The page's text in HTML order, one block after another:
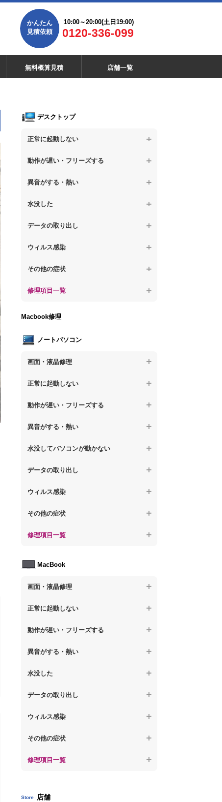
かんたん
見積依頼
10:00～20:00(土日19:00)
0120-336-099
無料概算見積 店舗一覧
デスクトップ
正常に起動しない
【デスクトップPC】電源を押しても反応が
【デスクトップPC】電源を入れても何も表
が固まる
返す
【デスクトップPC】修復モードから復旧で
【デスクトップPC】その他の起動しない問
動作が遅い・フリーズする
【デスクトップPC】操作中の動作が遅い
題
異音がする・熱い
【デスクトップPC】パソコンから異音がす
【デスクトップPC】パソコン本体が熱い
【デスクトップPC】異音や熱に関するその
水没した
【デスクトップPC】水没してパソコンが動
データの取り出し
【デスクトップPC】起動しないPCのデー
【デスクトップPC】ログインできないPC
他の問題
ウィルス感染
【デスクトップPC】特定のプログラムを削
【デスクトップPC】ウィルスにより正常動
【デスクトップPC】セキュリティ対策をし
【デスクトップPC】ウィルス感染のその他
の問題
その他の症状
【デスクトップPC】事例紹介
修理項目一覧
【デスクトップPC】電源故障
【デスクトップPC】液晶ディスプレイ交換
【デスクトップPC】マザーボード交換
Macbook修理
ノートパソコン
画面・液晶修理
【ノートパソコン】画面の割れ・破損
正常に起動しない
【ノートパソコン】電源を押しても反応が
【ノートパソコン】電源を押しても何も表
が固まる
り返す
【ノートパソコン】修復モードから復旧で
【ノートパソコン】その他の起動しない問
動作が遅い・フリーズする
【ノートパソコン】操作中の動作が重い
題
異音がする・熱い
【ノートパソコン】パソコンから異音がす
【ノートパソコン】パソコン本体が熱い
【ノートパソコン】異音や熱に関するその
水没してパソコンが動かない
【ノートパソコン】水没してパソコンが動
データの取り出し
【ノートパソコン】起動しないPCのデータ
【ノートパソコン】ログインできないPCの
【ノートパソコン】データ取り出しのその
ウィルス感染
【ノートパソコン】特定のプログラムを削
【ノートパソコン】ウィルスにより正常動
【ノートパソコン】セキュリティ対策をし
【ノートパソコン】ウィルス感染のその他
その他の症状
【ノートパソコン】事例紹介
修理項目一覧
【ノートパソコン】電源故障
【ノートパソコン】液晶ディスプレイ交換
【ノートパソコン】マザーボード修理
MacBook
画面・液晶修理
【macbook】画面の割れ・破損
のノイズが入る、色がおかしい、チラつく
【macbook】症状が選択肢にない、よく分
正常に起動しない
【macbook】電源ボタンを押しても反応が
【macbook】電源は入るが画面は真っ暗で
【macbook】症状が選択肢にない、よく分
動作が遅い・フリーズする
異音がする・熱い
【macbook】パソコンから異音がする
熱風が出ている
【macbook】症状が選択肢にない、よく分
水没した
【macbook】水没してパソコンが動かない
データの取り出し
【macbook】起動しないパソコンのデータ
【macbook】ログインできないパソコンの
ウィルス感染
【macbook】特定のプログラムを削除した
【macbook】症状が選択肢にない、よく分
その他の症状
修理項目一覧
Store 店舗